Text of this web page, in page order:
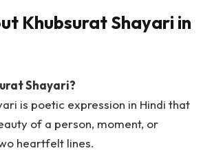
Khubsurat Shayari in
Shayari?
is poetic expression in Hindi that
of a person, moment, or
heartfelt lines.